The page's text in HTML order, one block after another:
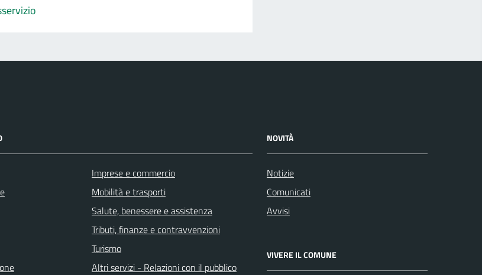
Imprese e commercio
Mobilità e trasporti
Salute, benessere e assistenza
Tributi, finanze e contravvenzioni
Turismo
Altri servizi - Relazioni con il pubblico
NOVITÀ
Notizie
Comunicati
Avvisi
VIVERE IL COMUNE